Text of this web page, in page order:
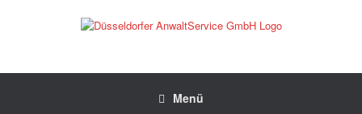
Menü